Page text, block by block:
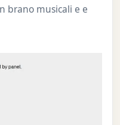
brano musicali e e